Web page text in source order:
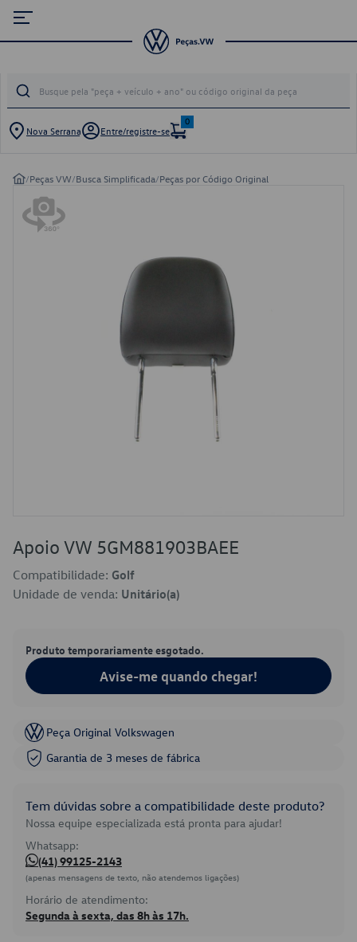
Nova Serrana Entre/registre-se
0
/Peças VW/Busca Simplificada/Peças por Código Original
Apoio VW 5GM881903BAEE
Compatibilidade: Golf
Unidade de venda: Unitário(a)
Produto temporariamente esgotado.
Avise-me quando chegar!
Peça Original Volkswagen
Garantia de 3 meses de fábrica
Tem dúvidas sobre a compatibilidade deste produto?
Nossa equipe especializada está pronta para ajudar!
Whatsapp:
(41) 99125-2143
(apenas mensagens de texto, não atendemos ligações)
Horário de atendimento:
Segunda à sexta, das 8h às 17h.